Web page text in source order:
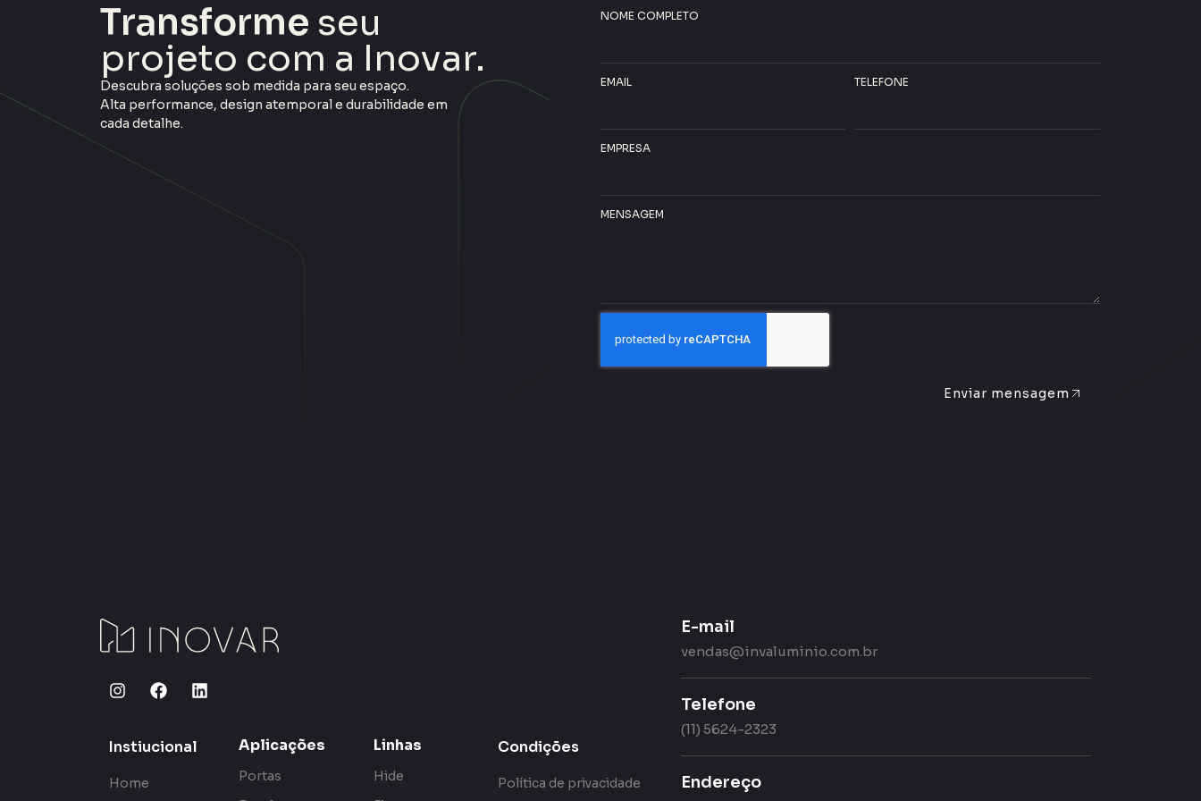
Transforme seu
projeto com a Inovar.
Descubra soluções sob medida para seu espaço.
Alta performance, design atemporal e durabilidade em
cada detalhe.
NOME COMPLETO
EMAIL TELEFONE
EMPRESA
MENSAGEM
Enviar mensagem
Instiucional
Home
Aplicações
Portas
Linhas
Hide
Condições
Política de privacidade
E-mail
vendas@invaluminio.com.br
Telefone
(11) 5624-2323
Endereço